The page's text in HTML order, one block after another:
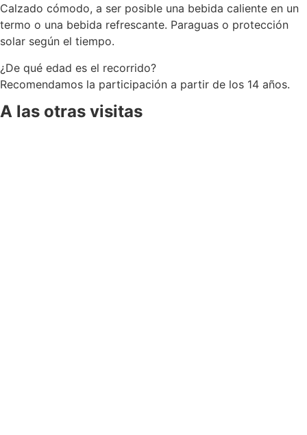
Calzado cómodo, a ser posible una bebida caliente en un
termo o una bebida refrescante. Paraguas o protección
solar según el tiempo.
¿De qué edad es el recorrido?
Recomendamos la participación a partir de los 14 años.
A las otras visitas